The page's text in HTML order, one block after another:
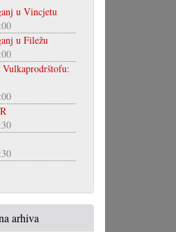
u Vincjetu
u Filežu
arhiva